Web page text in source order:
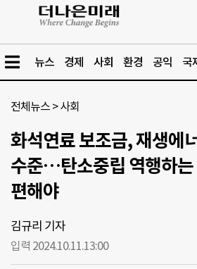
뉴스 경제 사회 환경 공익 국
전체뉴스 >사회
화석연료 보조금, 재생에
수준…탄소중립 역행하는
편해야
김규리 기자
입력 2024.10.11.13:00